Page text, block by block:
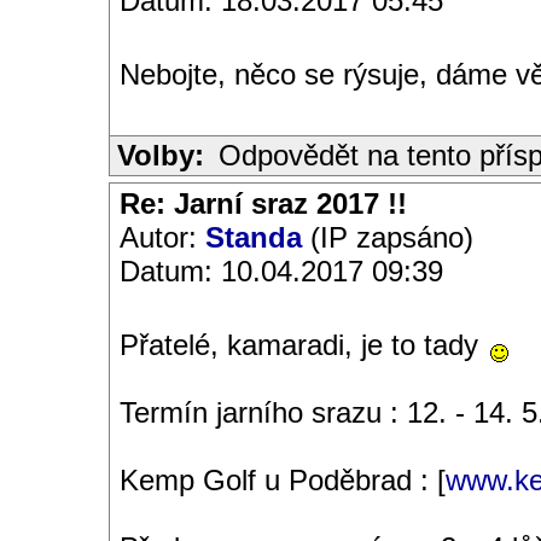
Nebojte, něco se rýsuje, dáme
Volby: Odpovědět na tento
Re: Jarní sraz 2017 !!
Autor: Standa(IP zapsáno)
Datum: 10.04.2017 09:39
Přatelé, kamaradi, je to tady
Termín jarního srazu : 12. - 14.
Kemp Golf u Poděbrad : [